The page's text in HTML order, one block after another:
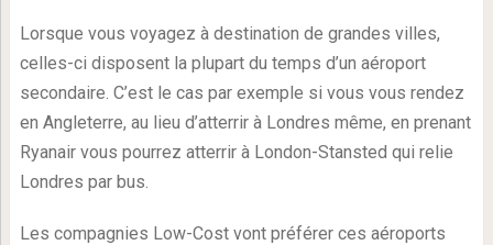
Lorsque vous voyagez à destination de grandes villes,
celles-ci disposent la plupart du temps d’un aéroport
secondaire. C’est le cas par exemple si vous vous rendez
en Angleterre, au lieu d’atterrir à Londres même, en prenant
Ryanair vous pourrez atterrir à London-Stansted qui relie
Londres par bus.
Les compagnies Low-Cost vont préférer ces aéroports